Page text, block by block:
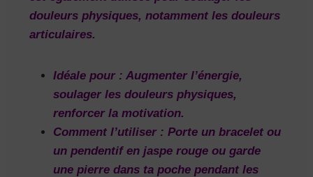
douleurs physiques, notamment les douleurs
articulaires.
Idéale pour : Augmenter l’énergie,
soulager les douleurs physiques,
renforcer la motivation.
Comment l’utiliser : Porte un bracelet ou
un pendentif en jaspe rouge ou garde
une pierre dans ta poche pendant les